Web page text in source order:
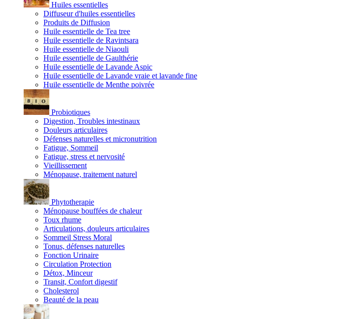
Huiles essentielles
Diffuseur d'huiles essentielles
Produits de Diffusion
Huile essentielle de Tea tree
Huile essentielle de Ravintsara
Huile essentielle de Niaouli
Huile essentielle de Gaulthérie
Huile essentielle de Lavande Aspic
Huile essentielle de Lavande vraie et lavande fine
Huile essentielle de Menthe poivrée
Probiotiques
Digestion, Troubles intestinaux
Douleurs articulaires
Défenses naturelles et micronutrition
Fatigue, Sommeil
Fatigue, stress et nervosité
Vieillissement
Ménopause, traitement naturel
Phytotherapie
Ménopause bouffées de chaleur
Toux rhume
Articulations, douleurs articulaires
Sommeil Stress Moral
Tonus, défenses naturelles
Fonction Urinaire
Circulation Protection
Détox, Minceur
Transit, Confort digestif
Cholesterol
Beauté de la peau